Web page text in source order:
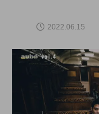
2022.06.15